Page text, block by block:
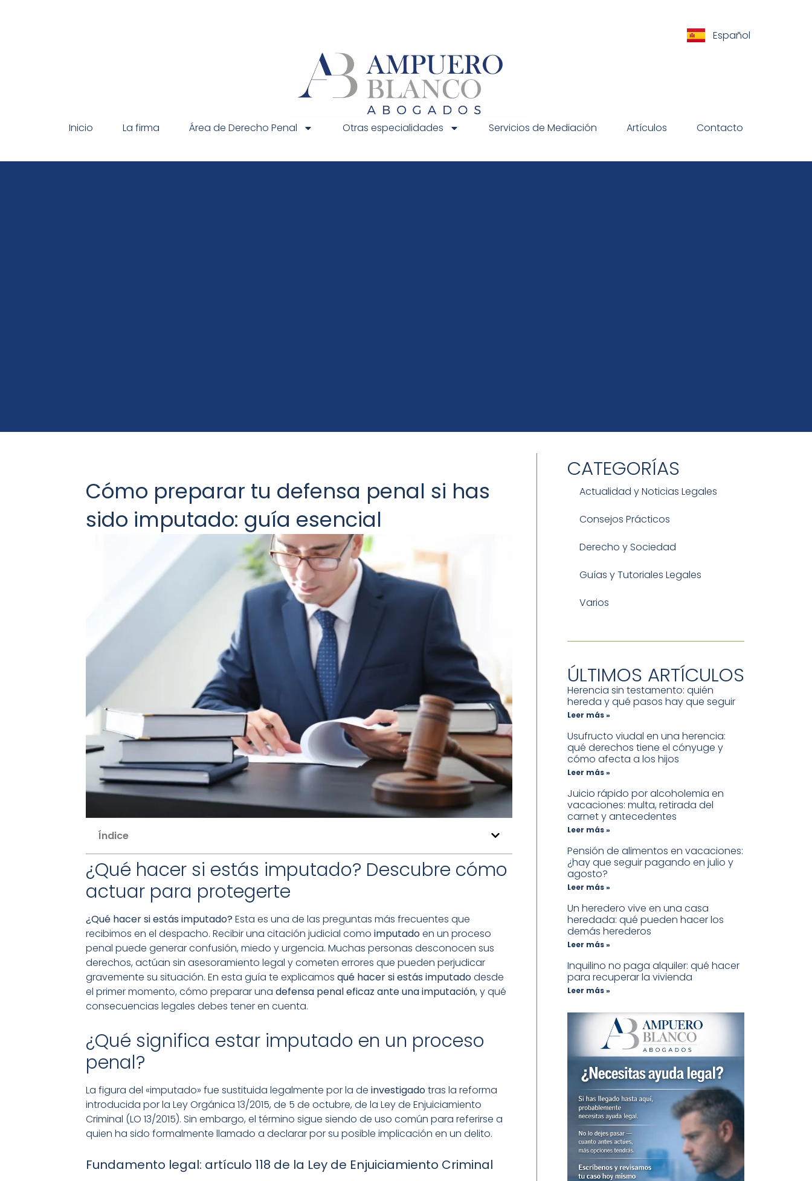
Español
Inicio La firma Área de Derecho Penal Otras especialidades Servicios de Mediación Artículos Contacto
Cómo preparar tu defensa penal si has
sido imputado: guía esencial
Índice
¿Qué hacer si estás imputado? Descubre cómo
actuar para protegerte
¿Qué hacer si estás imputado? Esta es una de las preguntas más frecuentes que
recibimos en el despacho. Recibir una citación judicial como imputadoen un proceso
penal puede generar confusión, miedo y urgencia. Muchas personas desconocen sus
derechos, actúan sin asesoramiento legal y cometen errores que pueden perjudicar
gravemente su situación. En esta guía te explicamos qué hacer si estás imputadodesde
el primer momento, cómo preparar una defensa penal eficaz ante una imputación, y qué
consecuencias legales debes tener en cuenta.
¿Qué significa estar imputado en un proceso
penal?
La figura del «imputado» fue sustituida legalmente por la de investigadotras la reforma
introducida por la Ley Orgánica 13/2015, de 5 de octubre, de la Ley de Enjuiciamiento
Criminal (LO 13/2015). Sin embargo, el término sigue siendo de uso común para referirse a
quien ha sido formalmente llamado a declarar por su posible implicación en un delito.
Fundamento legal: artículo 118 de la Ley de Enjuiciamiento Criminal
CATEGORÍAS
Actualidad y Noticias Legales
Consejos Prácticos
Derecho y Sociedad
Guías y Tutoriales Legales
Varios
ÚLTIMOS ARTÍCULOS
Herencia sin testamento: quién
hereda y qué pasos hay que seguir
Leer más »
Usufructo viudal en una herencia:
qué derechos tiene el cónyuge y
cómo afecta a los hijos
Leer más »
Juicio rápido por alcoholemia en
vacaciones: multa, retirada del
carnet y antecedentes
Leer más »
Pensión de alimentos en vacaciones:
¿hay que seguir pagando en julio y
agosto?
Leer más »
Un heredero vive en una casa
heredada: qué pueden hacer los
demás herederos
Leer más »
Inquilino no paga alquiler: qué hacer
para recuperar la vivienda
Leer más »